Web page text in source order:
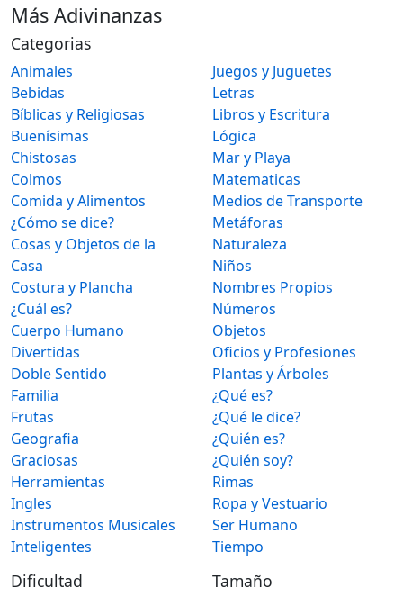
Más Adivinanzas
Categorias
Animales
Bebidas
Bíblicas y Religiosas
Buenísimas
Chistosas
Colmos
Comida y Alimentos
¿Cómo se dice?
Cosas y Objetos de la
Casa
Costura y Plancha
¿Cuál es?
Cuerpo Humano
Divertidas
Doble Sentido
Familia
Frutas
Geografia
Graciosas
Herramientas
Ingles
Instrumentos Musicales
Inteligentes
Juegos y Juguetes
Letras
Libros y Escritura
Lógica
Mar y Playa
Matematicas
Medios de Transporte
Metáforas
Naturaleza
Niños
Nombres Propios
Números
Objetos
Oficios y Profesiones
Plantas y Árboles
¿Qué es?
¿Qué le dice?
¿Quién es?
¿Quién soy?
Rimas
Ropa y Vestuario
Ser Humano
Tiempo
Dificultad Tamaño